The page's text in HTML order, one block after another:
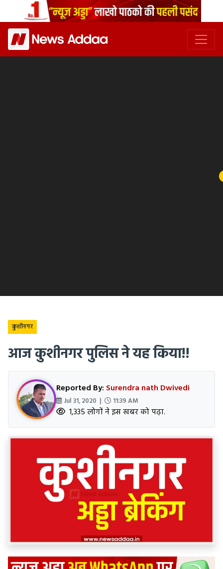
कुशीनगर
आज कुशीनगर पुलिस ने यह किया!!
Reported By: Surendra nath Dwivedi
Jul 31, 2020 | 11:39 AM
1,335 लोगों ने इस खबर को पढ़ा.